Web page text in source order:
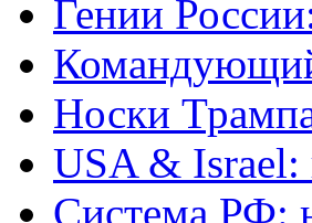
Гении
Носки
USA & Israel:
Система РФ: